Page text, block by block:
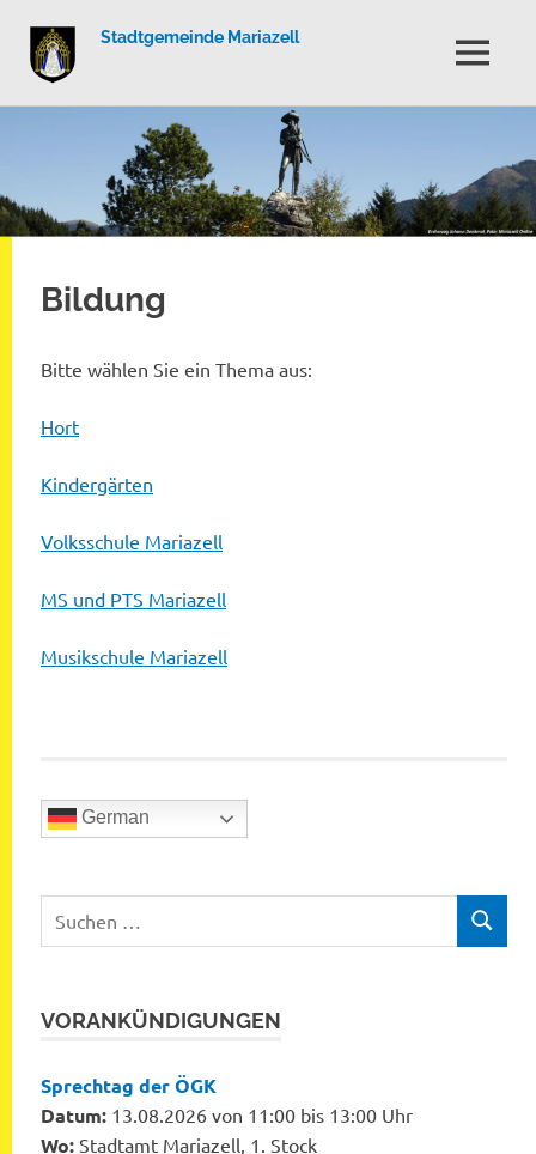
Stadtgemeinde Mariazell
MENÜ
Bildung
Bitte wählen Sie ein Thema aus:
Hort
Kindergärten
Volksschule Mariazell
MS und PTS Mariazell
Musikschule Mariazell
German
Suchen
SUCHEN
VORANKÜNDIGUNGEN
Sprechtag der ÖGK
Datum: 13.08.2026 von 11:00 bis 13:00 Uhr
Wo: Stadtamt Mariazell, 1. Stock